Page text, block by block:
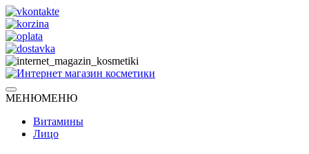
Skip
to
content
Интернет магазин косметики
Натуральная косметика
МЕНЮМЕНЮ
Витамины
Лицо